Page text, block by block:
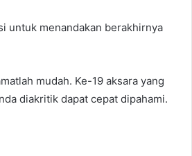
untuk menandakan berakhirnya
mudah. Ke-19 aksara yang
diakritik dapat cepat dipahami.